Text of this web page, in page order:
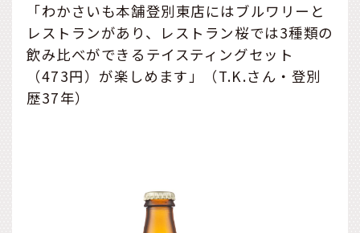
「わかさいも本舗登別東店にはブルワリーと
レストランがあり、レストラン桜では3種類の
飲み比べができるテイスティングセット
（473円）が楽しめます」（T.K.さん・登別
歴37年）